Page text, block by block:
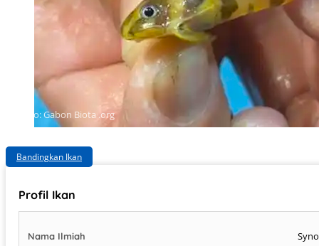
Photo: Gabon Biota .org
Bandingkan Ikan
Profil Ikan
Nama Ilmiah